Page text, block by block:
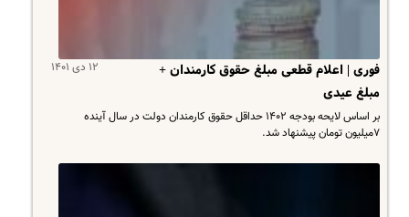
۱۲ دی ۱۴۰۱
فوری | اعلام قطعی مبلغ حقوق کارمندان +
مبلغ عیدی
بر اساس لایحه بودجه ۱۴۰۲ حداقل حقوق کارمندان دولت در سال آینده
۷میلیون تومان پیشنهاد شد.